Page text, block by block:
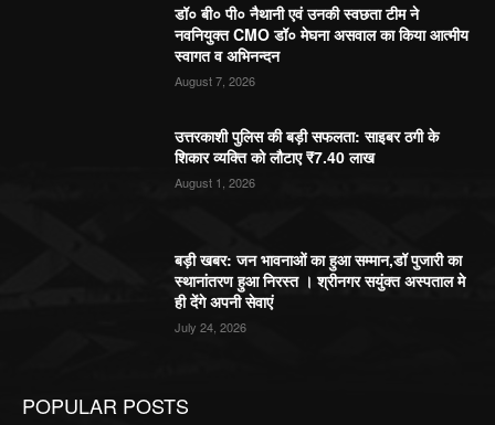
डॉ० बी० पी० नैथानी एवं उनकी स्वछता टीम ने
नवनियुक्त CMO डॉ० मेघना असवाल का किया आत्मीय
स्वागत व अभिनन्दन
August 7, 2026
उत्तरकाशी पुलिस की बड़ी सफलता: साइबर ठगी के
शिकार व्यक्ति को लौटाए ₹7.40 लाख
August 1, 2026
बड़ी खबर: जन भावनाओं का हुआ सम्मान,डॉ पुजारी का
स्थानांतरण हुआ निरस्त । श्रीनगर सयुंक्त अस्पताल मे
ही देंगे अपनी सेवाएं
July 24, 2026
POPULAR POSTS